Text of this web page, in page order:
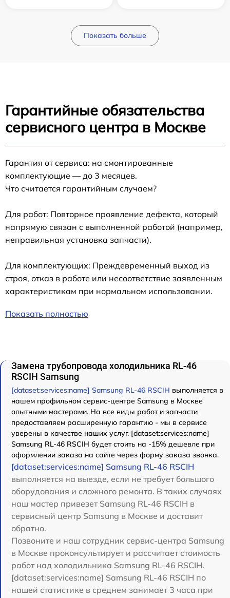
Показать больше
Гарантийные обязательства
сервисного центра в Москве
Гарантия от сервиса: на смонтированные
комплектующие — до 3 месяцев.
Что считается гарантийным случаем?
Для работ: Повторное проявление дефекта, который
напрямую связан с выполненной работой (например,
неправильная установка запчасти).
Для комплектующих: Преждевременный выход из
строя, отказ в работе или несоответствие заявленным
характеристикам при нормальном использовании.
Показать полностью
Замена трубопровода холодильника RL-46
RSCIH Samsung
[dataset:services:name] Samsung RL-46 RSCIH выполняется в
нашем профильном сервис-центре Samsung в Москве
опытными мастерами. На все виды работ и запчасти
предоставляем расширенную гарантию - мы в сервисе
уверены в качестве наших услуг. [dataset:services:name]
Samsung RL-46 RSCIH будет стоить на -15% дешевле при
оформлении заказа на сайте через форму заказа звонка.
[dataset:services:name] Samsung RL-46 RSCIH
выполняется на выезде, если не требует большого
оборудования и сложного ремонта. В таких случаях
наш мастер привезет Samsung RL-46 RSCIH в
сервисный центр Samsung в Москве и доставит
обратно.
Позвоните и наш сотрудник сервис-центра Samsung
в Москве проконсультирует и рассчитает стоимость
работ над холодильника Samsung RL-46 RSCIH.
[dataset:services:name] Samsung RL-46 RSCIH по
нашей статистике в среднем занимает 3 часа при